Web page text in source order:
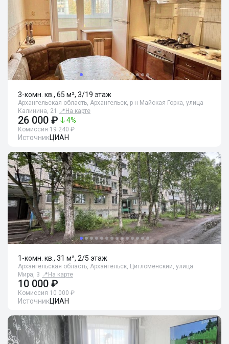
3-комн. кв., 65 м², 3/19 этаж
Архангельская область, Архангельск, р-н Майская Горка, улица
Калинина, 21
📍 На карте
26 000 ₽ 4%
Комиссия 19 240 ₽
ИсточникЦИАН
1-комн. кв., 31 м², 2/5 этаж
Архангельская область, Архангельск, Цигломенский, улица
Мира, 3 📍 На карте
10 000 ₽
Комиссия 10 000 ₽
ИсточникЦИАН